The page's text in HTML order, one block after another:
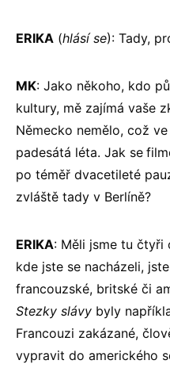
ERIKA (hlásí se): Tady,
MK: Jako někoho, kdo
kultury, mě zajímá vaše
Německo nemělo, což
padesátá léta. Jak se
po téměř dvacetileté
zvláště tady v Berlíně?
ERIKA: Měli jsme tu čtyři
kde jste se nacházeli,
francouzské, britské či
Stezky slávy byly
Francouzi zakázané,
vypravit do amerického